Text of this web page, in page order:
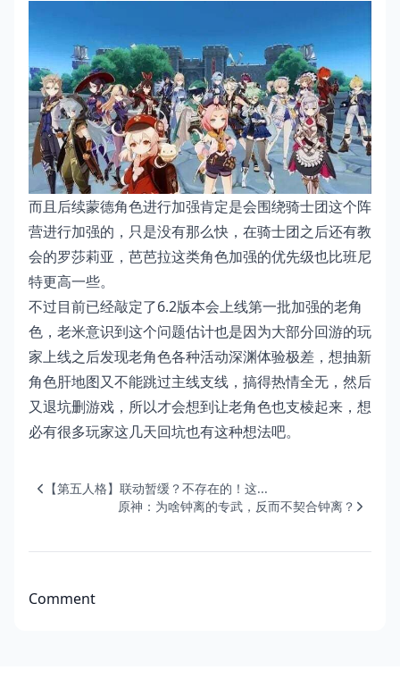
而且后续蒙德角色进行加强肯定是会围绕骑士团这个阵
营进行加强的，只是没有那么快，在骑士团之后还有教
会的罗莎莉亚，芭芭拉这类角色加强的优先级也比班尼
特更高一些。
不过目前已经敲定了6.2版本会上线第一批加强的老角
色，老米意识到这个问题估计也是因为大部分回游的玩
家上线之后发现老角色各种活动深渊体验极差，想抽新
角色肝地图又不能跳过主线支线，搞得热情全无，然后
又退坑删游戏，所以才会想到让老角色也支棱起来，想
必有很多玩家这几天回坑也有这种想法吧。
【第五人格】联动暂缓？不存在的！这...
原神：为啥钟离的专武，反而不契合钟离？
Comment